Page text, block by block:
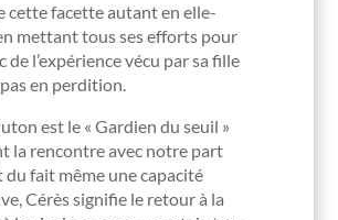
cette facette autant en elle-
mettant tous ses efforts pour
de l’expérience vécu par sa fille
en perdition.
est le « Gardien du seuil »
la rencontre avec notre part
du fait même une capacité
Cérès signifie le retour à la